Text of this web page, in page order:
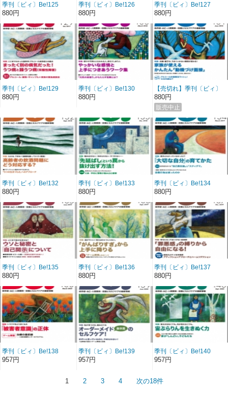
季刊〔ビィ〕Be!125
号……特集／相模原事件
のこと、きちんと言葉に
しよう。
880円
季刊〔ビィ〕Be!126
号……特集／「嫌われて
るかも」と思ったとき、
できること
880円
季刊〔ビィ〕Be!127
号……特集／みんなの
「感覚」でこぼこ図鑑
880円
季刊〔ビィ〕Be!129
号……特集／まったく別
880円
季刊〔ビィ〕Be!130
号……特集／やっかいな
880円
【売切れ】季刊〔ビィ〕
Be!131号……特集／家族
が使える簡単「動機づけ
面接」
880円
季刊〔ビィ〕Be!132
号……特集／高齢者の飲
酒問題にどう対応する？
880円
季刊〔ビィ〕Be!133
号……特集／「先延ば
し」という罠から抜け出
す方法！
880円
季刊〔ビィ〕Be!134
号……特集／「大切な自
分」の育てかた
880円
季刊〔ビィ〕Be!135
号……特集／ウソと秘密
880円
季刊〔ビィ〕Be!136
号……特集／「がんばり
880円
季刊〔ビィ〕Be!137
号……特集／「罪悪感」
880円
季刊〔ビィ〕Be!138
号……特集／「被害者意
957円
季刊〔ビィ〕Be!139
号……特集／オーダーメ
957円
季刊〔ビィ〕Be!140
号……特集／宙ぶらりん
957円
1 2 3 4 次の18件